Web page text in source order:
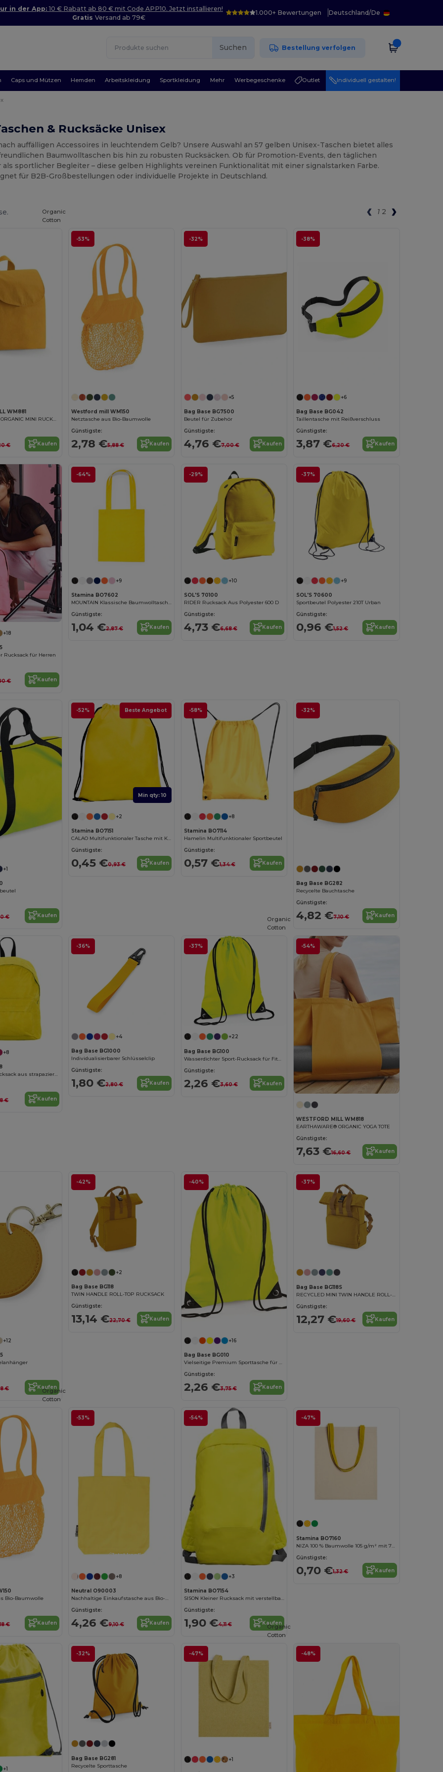
in der App: 10 € Rabatt ab 80 € mit Code APP10. Jetzt installieren!
GratisVersand ab 79€
1.000+ Bewertungen Deutschland/De
Suchen Bestellung verfolgen
Caps und Mützen Hemden Arbeitskleidung Sportkleidung Mehr Werbegeschenke Outlet Individuell gestalten!
& Rucksäcke Unisex
auffälligen Accessoires in leuchtendem Gelb? Unsere Auswahl an 57 gelben Unisex-Taschen bietet alles
Baumwolltaschen bis hin zu robusten Rucksäcken. Ob für Promotion-Events, den täglichen
als sportlicher Begleiter – diese gelben Highlights vereinen Funktionalität mit einer signalstarken Farbe.
für B2B-Großbestellungen oder individuelle Projekte in Deutschland.
1 2
WM881
EARTHAWARE® ORGANIC MINI RUCKSACK
€ Kaufen
-53%
Organic
Cotton
Westford mill WM150
Netztasche aus Bio-Baumwolle
Günstigste:
2,78 €5,88 € Kaufen
-32%
+5
Bag Base BG7500
Beutel für Zubehör
Günstigste:
4,76 €7,00 € Kaufen
-38%
+6
Bag Base BG042
Taillentasche mit Reißverschluss
Günstigste:
3,87 €6,20 € Kaufen
+18
Rucksack für Herren
€ Kaufen
-64%
+9
Stamina BO7602
MOUNTAIN Klassische Baumwolltasche in verschiedenen Farben
Günstigste:
1,04 €2,87 € Kaufen
-29%
+10
SOL'S 70100
RIDER Rucksack Aus Polyester 600 D
Günstigste:
4,73 €6,68 € Kaufen
-37%
+9
SOL'S 70600
Sportbeutel Polyester 210T Urban
Günstigste:
0,96 €1,52 € Kaufen
+1
€ Kaufen
-52% Beste Angebot
Min qty: 10
+2
Stamina BO7151
CALAO Multifunktionaler Tasche mit Kordelzug1
Günstigste:
0,45 €0,93 € Kaufen
-58%
+8
Stamina BO7114
Hamelin Multifunktionaler Sportbeutel
Günstigste:
0,57 €1,34 € Kaufen
-32%
Bag Base BG282
Recycelte Bauchtasche
Günstigste:
4,82 €7,10 € Kaufen
+8
TUCAN Basic Rucksack aus strapazierfähigem Material
€ Kaufen
-36%
+4
Bag Base BG1000
Individualisierbarer Schlüsselclip
Günstigste:
1,80 €2,80 € Kaufen
-37%
+22
Bag Base BG100
Wasserdichter Sport-Rucksack für Fitnessfans
Günstigste:
2,26 €3,60 € Kaufen
-54%
Organic
Cotton
WESTFORD MILL WM818
EARTHAWARE® ORGANIC YOGA TOTE
Günstigste:
7,63 €16,60 € Kaufen
+12
€ Kaufen
-42%
+2
Bag Base BG118
TWIN HANDLE ROLL-TOP RUCKSACK
Günstigste:
13,14 €22,70 € Kaufen
-40%
+16
Bag Base BG010
Vielseitige Premium Sporttasche für Fitness und Alltag
Günstigste:
2,26 €3,75 € Kaufen
-37%
Bag Base BG118S
RECYCLED MINI TWIN HANDLE ROLL-TOP LAPTOP BACKPACK
Günstigste:
12,27 €19,60 € Kaufen
Bio-Baumwolle
€ Kaufen
-53%
Organic
Cotton
Jetzt konfigurieren!
+8
Neutral O90003
Nachhaltige Einkaufstasche aus Bio-Baumwolle
Günstigste:
4,26 €9,10 € Kaufen
-54%
+3
Stamina BO7154
SISON Kleiner Rucksack mit verstellbarem Schultergurt
Günstigste:
1,90 €4,11 € Kaufen
-47%
Stamina BO7160
NIZA 100 % Baumwolle 105 g/m² mit 70 cm langen Henkeln in Farbe
Günstigste:
0,70 €1,32 € Kaufen
+1
-32%
Bag Base BG281
Recycelte Sporttasche
-47%
+1
-48%
Organic
Cotton